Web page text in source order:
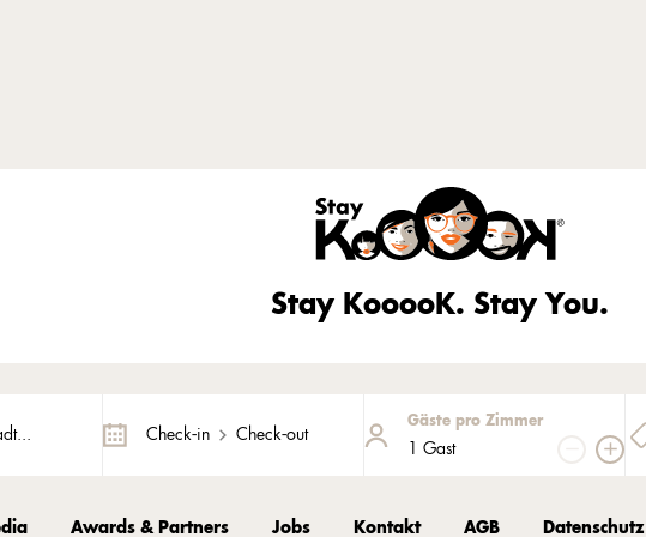
Stay KooooK. Stay You.
Check-in Check-out
Gäste pro Zimmer
1 Gast
Awards & Partners Jobs Kontakt AGB Datenschutz